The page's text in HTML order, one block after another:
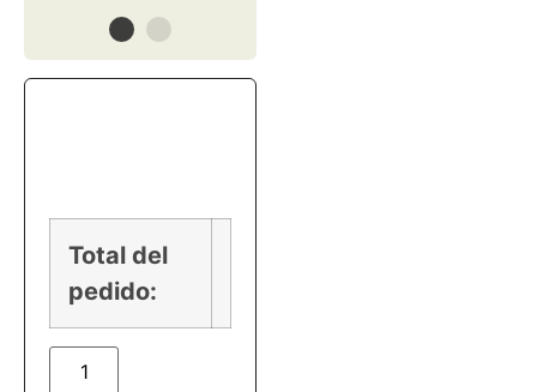
Total del
pedido: